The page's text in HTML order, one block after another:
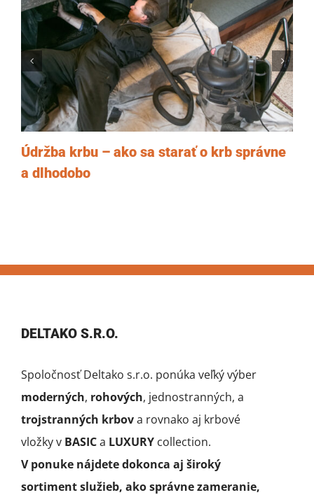
Údržba krbu – ako sa starať o krb správne
a dlhodobo
DELTAKO S.R.O.
Spoločnosť Deltako s.r.o. ponúka veľký výber
moderných, rohových, jednostranných, a
trojstranných krbova rovnako aj krbové
vložky v BASICa LUXURY collection.
V ponuke nájdete dokonca aj široký
sortiment služieb, ako správne zameranie,